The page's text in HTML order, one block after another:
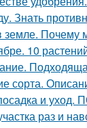
Знать
Почему
10
сорта.
посадка и
раз и